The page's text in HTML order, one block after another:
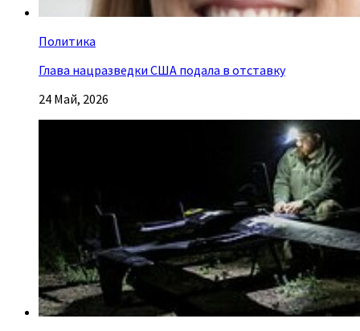
Политика
Глава нацразведки США подала в отставку
24 Май, 2026